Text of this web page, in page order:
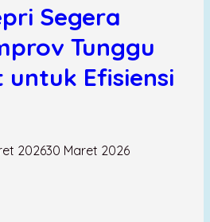
Segera
Tunggu
untuk Efisiensi
202630 Maret 2026